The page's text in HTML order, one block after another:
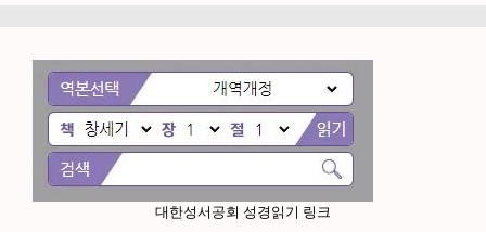
대한성서공회 성경읽기 링크